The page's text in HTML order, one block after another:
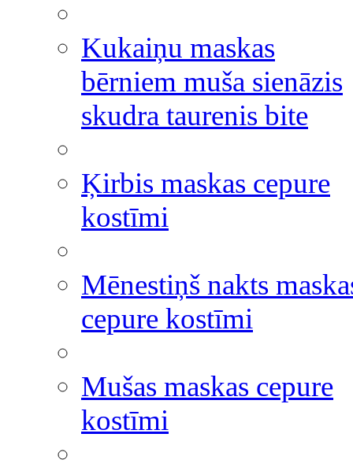
Kukaiņu maskas
bērniem muša sienāzis
skudra taurenis bite
Ķirbis maskas cepure
kostīmi
Mēnestiņš nakts
cepure kostīmi
Mušas maskas cepure
kostīmi